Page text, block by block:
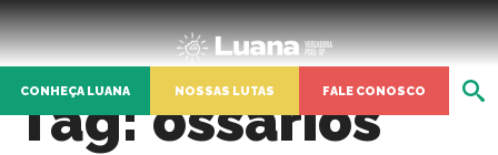
CONHEÇA LUANA NOSSAS LUTAS FALE CONOSCO
Tag:ossários